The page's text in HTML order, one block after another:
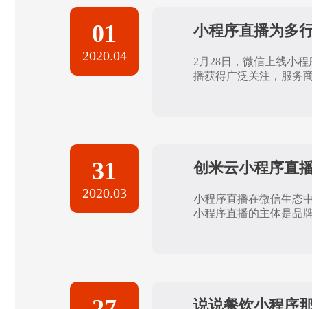
01
2020.04
小程序直播为多
2月28日，微信上线小
播获得广泛关注，服务
31
2020.03
创米云小程序直
小程序直播在微信生态
小程序直播的主体是品
说说餐饮小程序